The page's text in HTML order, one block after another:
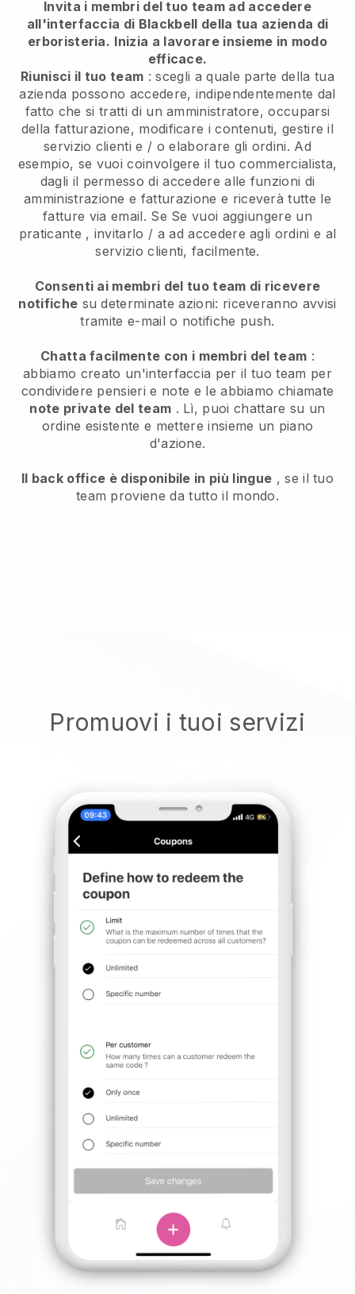
Invita i membri del tuo team ad accedere
all'interfaccia di Blackbell della tua azienda di
erboristeria. Inizia a lavorare insieme in modo
efficace.
Riunisci il tuo team : scegli a quale parte della tua
azienda possono accedere, indipendentemente dal
fatto che si tratti di un amministratore, occuparsi
della fatturazione, modificare i contenuti, gestire il
servizio clienti e / o elaborare gli ordini. Ad
esempio, se vuoi coinvolgere il tuo commercialista,
dagli il permesso di accedere alle funzioni di
amministrazione e fatturazione e riceverà tutte le
fatture via email. Se Se vuoi aggiungere un
praticante , invitarlo / a ad accedere agli ordini e al
servizio clienti, facilmente.
Consenti ai membri del tuo team di ricevere
notifiche su determinate azioni: riceveranno avvisi
tramite e-mail o notifiche push.
Chatta facilmente con i membri del team :
abbiamo creato un'interfaccia per il tuo team per
condividere pensieri e note e le abbiamo chiamate
note private del team . Lì, puoi chattare su un
ordine esistente e mettere insieme un piano
d'azione.
Il back office è disponibile in più lingue , se il tuo
team proviene da tutto il mondo.
Promuovi i tuoi servizi